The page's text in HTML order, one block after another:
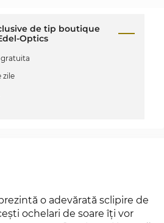
de tip boutique
Optics
zile
o adevărată sclipire de
ochelari de soare îţi vor